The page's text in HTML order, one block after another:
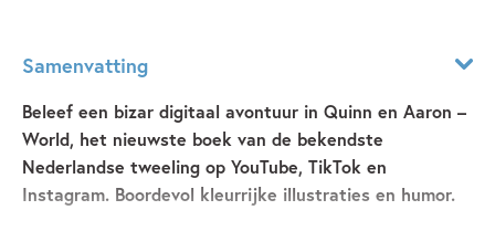
Samenvatting
Beleef een bizar digitaal avontuur in Quinn en Aaron –
World, het nieuwste boek van de bekendste
Nederlandse tweeling op YouTube, TikTok en
Instagram. Boordevol kleurrijke illustraties en humor.